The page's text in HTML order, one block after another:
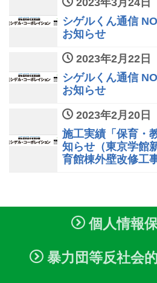
シゲルくん通信
お知らせ
2023年2月22日
シゲルくん通信
お知らせ
2023年2月20日
施工実績「保育・
知らせ（東京学館
育館棟外壁改修工事
個人情報
暴力団等反社会